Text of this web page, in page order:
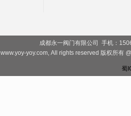
成都永一阀门有限公司 手机：
www.yoy-yoy.com, All rights reserved 版权所有
蜀